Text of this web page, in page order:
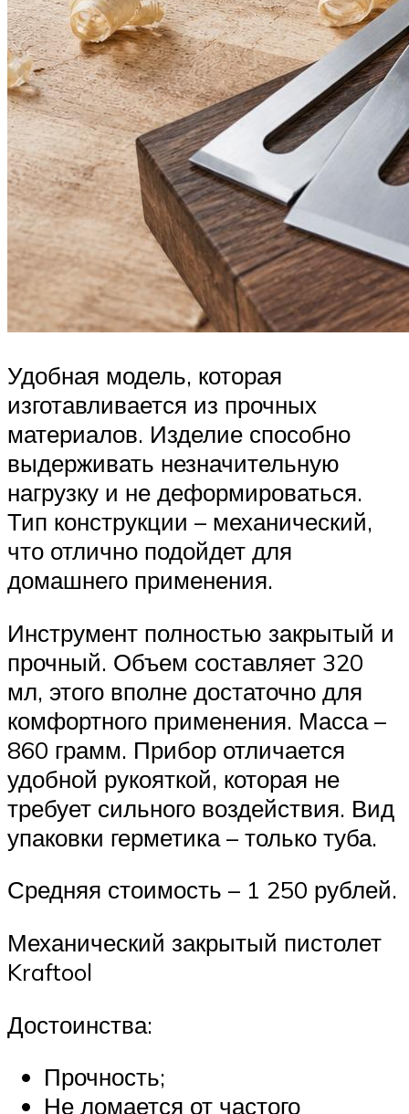
Удобная модель, которая
изготавливается из прочных
материалов. Изделие способно
выдерживать незначительную
нагрузку и не деформироваться.
Тип конструкции – механический,
что отлично подойдет для
домашнего применения.
Инструмент полностью закрытый и
прочный. Объем составляет 320
мл, этого вполне достаточно для
комфортного применения. Масса –
860 грамм. Прибор отличается
удобной рукояткой, которая не
требует сильного воздействия. Вид
упаковки герметика – только туба.
Средняя стоимость – 1 250 рублей.
Механический закрытый пистолет
Kraftool
Достоинства:
Прочность;
Не ломается от частого